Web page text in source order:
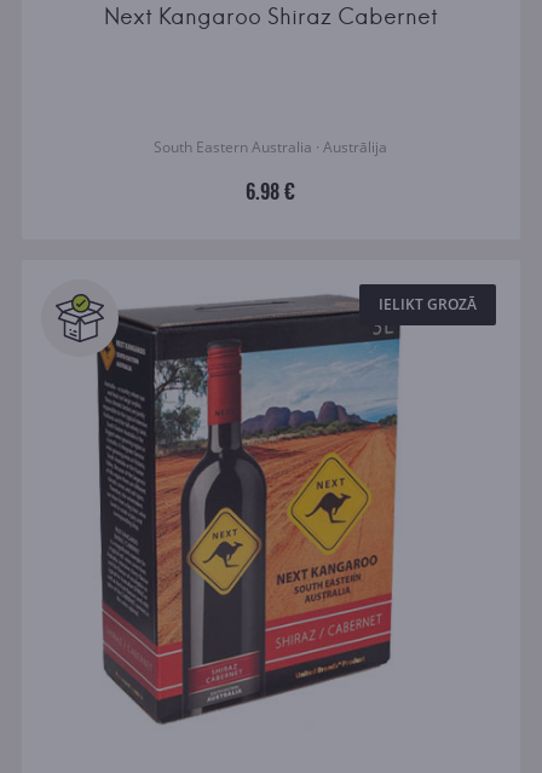
Next Kangaroo Shiraz Cabernet
South Eastern Australia · Austrālija
6.98 €
IELIKT GROZĀ